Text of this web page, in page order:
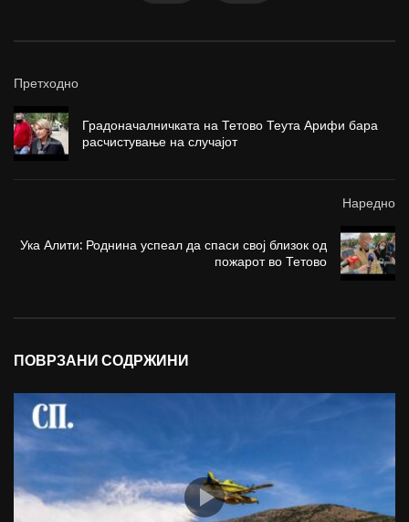
Претходно
Градоначалничката на Тетово Теута Арифи бара
расчистување на случајот
Наредно
Ука Алити: Роднина успеал да спаси свој близок од
пожарот во Тетово
ПОВРЗАНИ СОДРЖИНИ